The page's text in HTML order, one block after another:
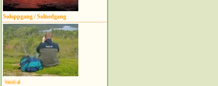
Soloppgang / Solnedgang